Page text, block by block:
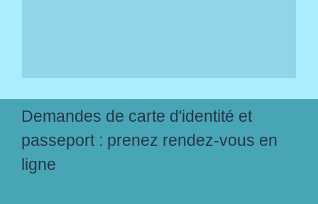
Demandes de carte d'identité et
passeport : prenez rendez-vous en
ligne